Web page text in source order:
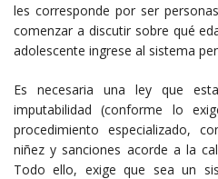
les corresponde por ser
comenzar a discutir sobre qué
adolescente ingrese al sistema
Es necesaria una ley que
imputabilidad (conforme lo
procedimiento especializado,
niñez y sanciones acorde a la
Todo ello, exige que sea un